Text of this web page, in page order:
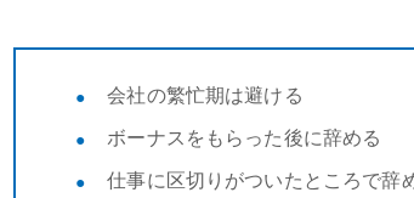
会社の繁忙期は避ける
ボーナスをもらった後に辞める
仕事に区切りがついたところで辞